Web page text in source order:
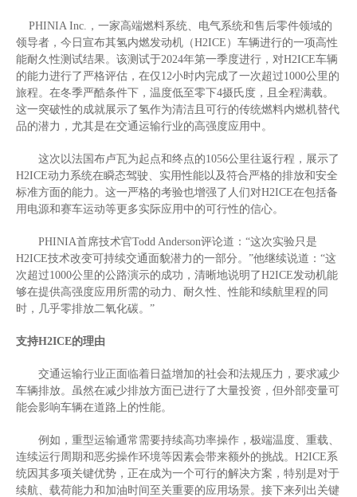
PHINIA Inc.
，一家高端燃料系统、电气系统和售后零件领域的
领导者，今日宣布其氢内燃发动机（H2ICE ）车辆进行的一项高性
能耐久性测试结果。该测试于2024年第一季度进行，对H2ICE车辆
的能力进行了严格评估，在仅 12小时内完成了一次超过1000公里的
旅程。在冬季严酷条件下，温度低至零下4摄氏度，且全程满载。
这一突破性的成就展示了氢作为清洁且可行的传统燃料内燃机替代
品的潜力，尤其是在交通运输行业的高强度应用中。
这次以法国布卢瓦为起点和终点的1056公里往返行程，展示了
H2ICE动力系统在瞬态驾驶、实用性能以及符合严格的排放和安全
标准方面的能力。这一严格的考验也增强了人们对H2ICE在包括备
用电源和赛车运动等更多实际应用中的可行性的信心。
PHINIA首席技术官Todd Anderson评论道： “这次实验只是
H2ICE技术改变可持续交通面貌潜力的一部分。 ”他继续说道： “这
次超过1000公里的公路演示的成功，清晰地说明了H2ICE发动机能
够在提供高强度应用所需的动力、耐久性、性能和续航里程的同
时，几乎零排放二氧化碳。 ”
支持H2ICE的理由
交通运输行业正面临着日益增加的社会和法规压力，要求减少
车辆排放。虽然在减少排放方面已进行了大量投资，但外部变量可
能会影响车辆在道路上的性能。
例如，重型运输通常需要持续高功率操作，极端温度、重载、
连续运行周期和恶劣操作环境等因素会带来额外的挑战。 H2ICE系
统因其多项关键优势，正在成为一个可行的解决方案，特别是对于
续航、载荷能力和加油时间至关重要的应用场景。接下来列出关键